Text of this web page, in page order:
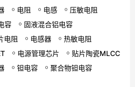
电阻 电感
压敏电阻
容
固液混合铝电容
电阻 电感器
热敏电阻
电源管理芯片
贴片陶瓷MLCC
钽电容
聚合物钽电容